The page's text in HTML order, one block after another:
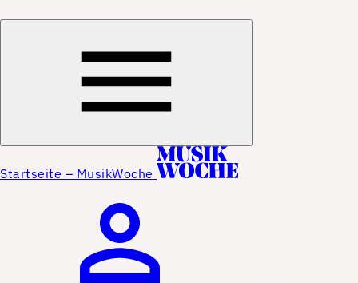
Startseite – MusikWoche